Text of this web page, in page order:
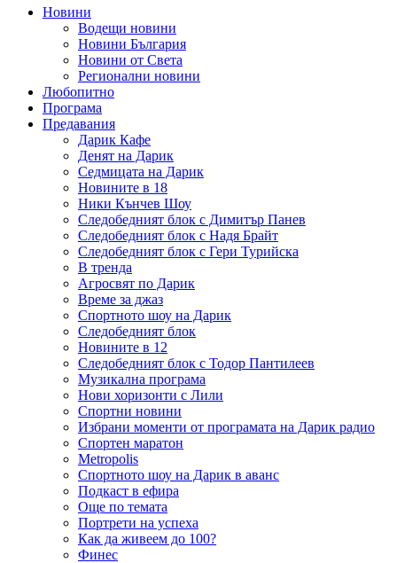
Новини
Водещи новини
Новини България
Новини от Света
Регионални новини
Любопитно
Програма
Предавания
Дарик Кафе
Денят на Дарик
Седмицата на Дарик
Новините в 18
Ники Кънчев Шоу
Следобедният блок с Димитър Панев
Следобедният блок с Надя Брайт
Следобедният блок с Гери Турийска
В тренда
Агросвят по Дарик
Време за джаз
Спортното шоу на Дарик
Следобедният блок
Новините в 12
Следобедният блок с Тодор Пантилеев
Музикална програма
Нови хоризонти с Лили
Спортни новини
Избрани моменти от програмата на Дарик радио
Спортен маратон
Metropolis
Спортното шоу на Дарик в аванс
Подкаст в ефира
Още по темата
Портрети на успеха
Как да живеем до 100?
Финес